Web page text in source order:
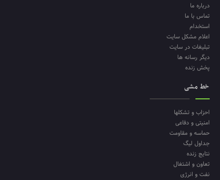
درباره ما
تماس با ما
استخدام
اعلام مشکل سایت
تبلیغات در سایت
دیگر رسانه ها
پخش زنده
خط مشی
احزاب و تشکلها
امنیتی و دفاعی
حماسه و مقاومت
جداول لیگ
نتایج زنده
تعاون و اشتغال
نفت و انرژی